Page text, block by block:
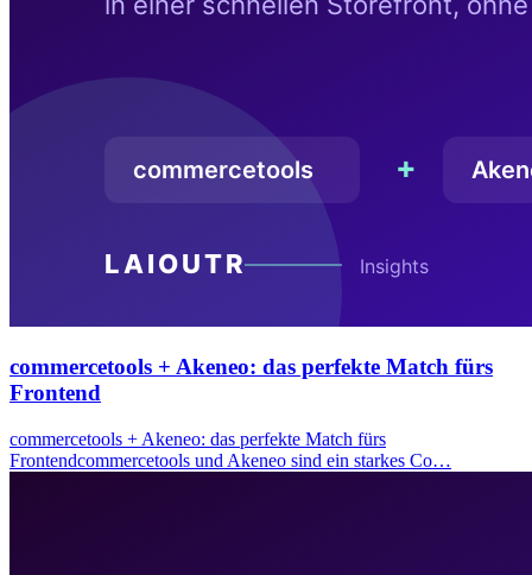
commercetools + Akeneo: das perfekte Match fürs
Frontend
commercetools + Akeneo: das perfekte Match fürs
Frontendcommercetools und Akeneo sind ein starkes Co…